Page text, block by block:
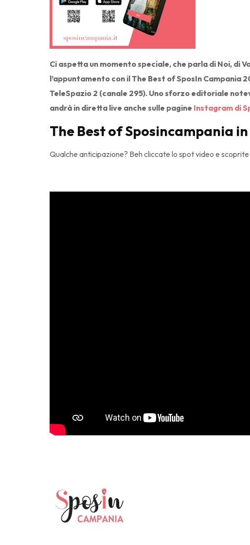
Ci aspetta un momento speciale, che parla di Noi, di
l’appuntamento con il The Best of SposIn Campania
TeleSpazio 2 (canale 295). Uno sforzo editoriale
andrà in diretta live anche sulle pagine Instagram di
The Best of Sposincampania
Qualche anticipazione? Beh cliccate lo spot video e